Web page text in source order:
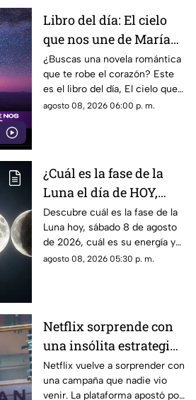
Libro del día: El cielo
que nos une de María
Vaquero
¿Buscas una novela romántica
que te robe el corazón? Este
es el libro del día, El cielo que
nos une, de María Vaquero.
agosto 08, 2026 06:00 p. m.
¿Cuál es la fase de la
Luna el día de HOY,
sábado 8 de agosto de
2026? Así se verá el
astro durante la noche
Descubre cuál es la fase de la
Luna hoy, sábado 8 de agosto
de 2026, cuál es su energía y
cómo nos podría afectar.
agosto 08, 2026 05:30 p. m.
Netflix sorprende con
una insólita estrategia
para promocionar su
nuevo thriller
Netflix vuelve a sorprender con
una campaña que nadie vio
venir. La plataforma apostó por